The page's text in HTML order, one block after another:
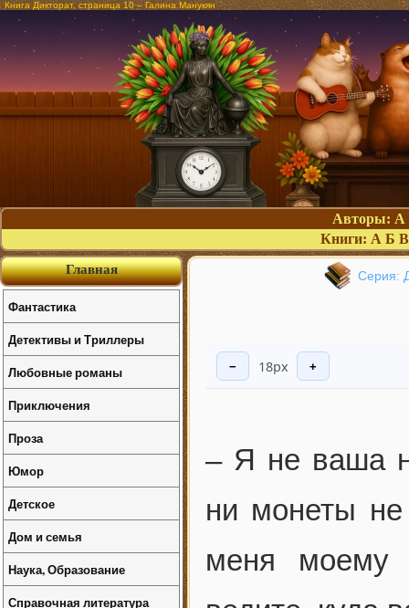
Книга Дикторат, страница 10 – Галина Манукян
Авторы: А
Книги: А Б В
Серия:
− 18px +
– Я не ваша
ни монеты не
меня моему
Главная
Фантастика
Детективы и Триллеры
Любовные романы
Приключения
Проза
Юмор
Детское
Дом и семья
Наука, Образование
Справочная литература